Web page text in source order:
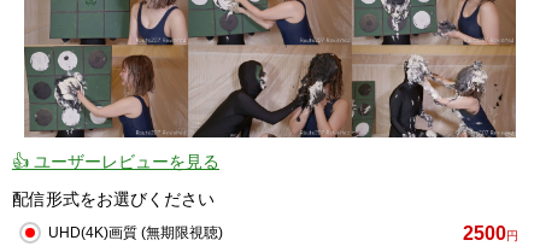
👍 ユーザーレビューを見る
配信形式をお選びください
UHD(4K)画質 (無期限視聴) 2500円